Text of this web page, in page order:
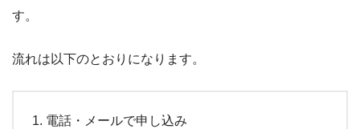
す。
流れは以下のとおりになります。
電話・メールで申し込み